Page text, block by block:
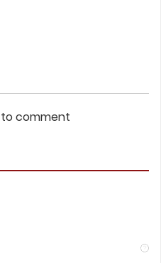
to comment